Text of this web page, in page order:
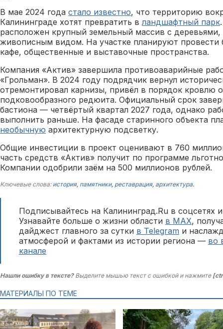
В мае 2024 года стало известно, что территорию
Калининграде хотят превратить вландшафтный парк
расположен крупный земельный массив с деревьями,
живописным видом. На участке планируют провести
кафе, общественные и выставочные пространства.
Компания «Актив» завершила противоаварийные
«Грольман». В 2024 году подрядчик вернул
отремонтировал карнизы, привёл в порядок кровлю
подковообразного редюита. Официальный срок
бастиона — четвёртый квартал 2027 года, однако
выполнить раньше. На фасаде старинного объекта
необычную архитектурную подсветку.
Общие инвестиции в проект оценивают в 760
часть средств «Актив» получит по программе
Компании одобрили заём на 500 миллионов рублей.
Ключевые слова: история, памятники, реставрация, архитектура.
Подписывайтесь на Калининград.Ru в соцсетях
Узнавайте больше о жизни области в MAX,
дайджест главного за сутки в Telegram и
атмосферой и фактами из истории региона — во
канале
Нашли ошибку в тексте?Выделите мышью текст с ошибкой и нажмите
МАТЕРИАЛЫ ПО ТЕМЕ